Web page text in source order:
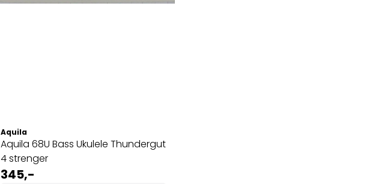
Aquila
Aquila 68U Bass Ukulele Thundergut
4 strenger
345,-